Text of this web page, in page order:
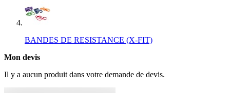
BANDES DE RESISTANCE (X-FIT)
Mon devis
Il y a aucun produit dans votre demande de devis.